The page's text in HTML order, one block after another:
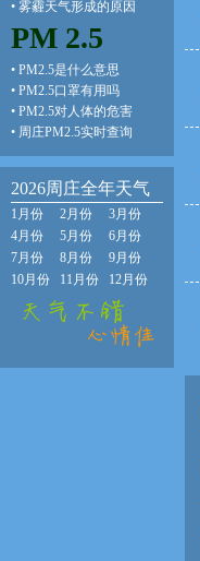
• 雾霾天气形成的原因
PM 2.5
• PM2.5是什么意思
• PM2.5口罩有用吗
• PM2.5对人体的危害
• 周庄PM2.5实时查询
2026周庄全年天气
1月份 2月份
3月份
4月份
5月份
6月份
7月份
8月份
9月份
10月份
11月份 12月份